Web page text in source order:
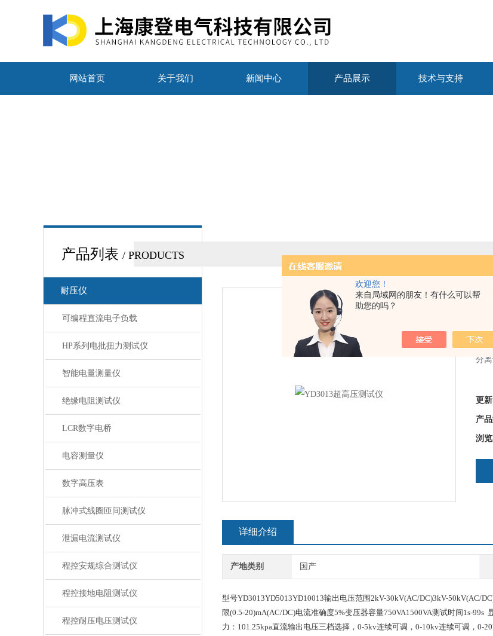
欢迎您！
来自局域网的朋友！有什么可以帮
助您的吗？
网站首页 关于我们 新闻中心 产品展示 技术与支持
产品列表 / PRODUCTS
耐压仪
可编程直流电子负载
HP系列电批扭力测试仪
智能电量测量仪
绝缘电阻测试仪
LCR数字电桥
电容测量仪
数字高压表
脉冲式线圈匝间测试仪
泄漏电流测试仪
程控安规综合测试仪
程控接地电阻测试仪
程控耐压电压测试仪
分
更
产
浏览
详细介绍
产地类别 国产
型号YD3013YD5013YD10013输出电压范围2kV-30kV(AC/DC)3kV-50kV(AC/
限(0.5-20)mA(AC/DC)电流准确度5%变压器容量750VA1500VA测试时间1s-
力：101.25kpa直流输出电压三档选择，0-5kv连续可调，0-10kv连续可调，0-